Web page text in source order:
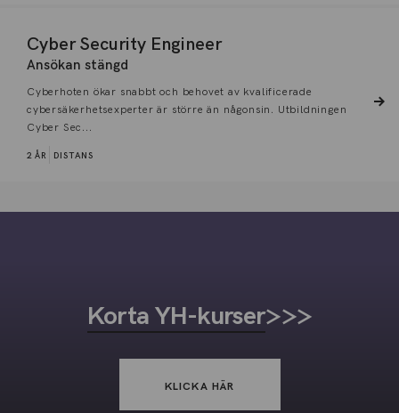
Cyber Security Engineer
Ansökan stängd
Cyberhoten ökar snabbt och behovet av kvalificerade
cybersäkerhetsexperter är större än någonsin. Utbildningen
Cyber Sec...
2 ÅR DISTANS
Korta YH-kurser>>>
KLICKA HÄR